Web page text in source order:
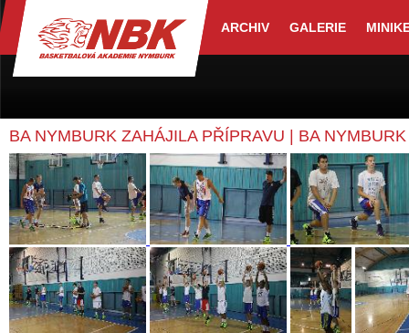
ARCHIV GALERIE
BA NYMBURK ZAHÁJILA PŘÍPRAVU | BA NYMBURK